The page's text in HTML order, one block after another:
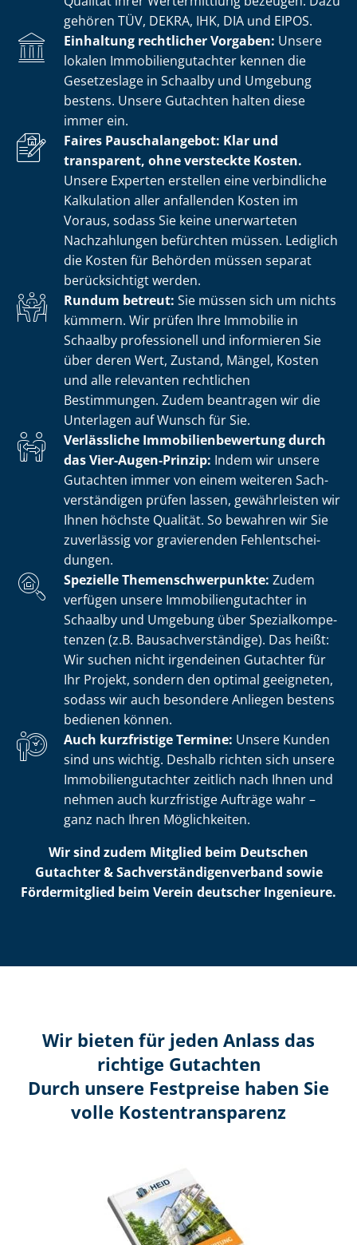
gehören TÜV, DEKRA, IHK, DIA und EIPOS.
Einhaltung rechtlicher Vorgaben: Unsere
lokalen Im­mo­bi­li­en­gut­ach­ter kennen die
Gesetzeslage in Schaalby und Umgebung
bestens. Unsere Gutachten halten diese
immer ein.
Faires Pauschalangebot: Klar und
transparent, ohne versteckte Kosten.
Unsere Experten erstellen eine verbindliche
Kalkulation aller anfallenden Kosten im
Voraus, sodass Sie keine unerwarteten
Nachzahlungen befürchten müssen. Lediglich
die Kosten für Behörden müssen separat
berücksichtigt werden.
Rundum betreut: Sie müssen sich um nichts
kümmern. Wir prüfen Ihre Immobilie in
Schaalby professionell und informieren Sie
über deren Wert, Zustand, Mängel, Kosten
und alle relevanten rechtlichen
Bestimmungen. Zudem beantragen wir die
Unterlagen auf Wunsch für Sie.
Verlässliche Im­mo­bi­li­en­be­wer­tung durch
das Vier-Augen-Prinzip: Indem wir unsere
Gutachten immer von einem weiteren Sach­
ver­stän­di­gen prüfen lassen, gewährleisten wir
Ihnen höchste Qualität. So bewahren wir Sie
zuverlässig vor gravierenden Fehl­ent­schei­
dun­gen.
Spezielle The­men­schwer­punk­te: Zudem
verfügen unsere Im­mo­bi­li­en­gut­ach­ter in
Schaalby und Umgebung über Spe­zi­al­kom­pe­
ten­zen (z.B. Bau­sach­ver­stän­di­ge). Das heißt:
Wir suchen nicht irgendeinen Gutachter für
Ihr Projekt, sondern den optimal geeigneten,
sodass wir auch besondere Anliegen bestens
bedienen können.
Auch kurzfristige Termine: Unsere Kunden
sind uns wichtig. Deshalb richten sich unsere
Im­mo­bi­li­en­gut­ach­ter zeitlich nach Ihnen und
nehmen auch kurzfristige Aufträge wahr –
ganz nach Ihren Möglichkeiten.
Wir sind zudem Mitglied beim Deutschen
Gutachter & Sach­ver­stän­di­gen­ver­band sowie
Fördermitglied beim Verein deutscher Ingenieure.
Wir bieten für jeden Anlass das
richtige Gutachten
Durch unsere Festpreise haben Sie
volle Kosten­transparenz